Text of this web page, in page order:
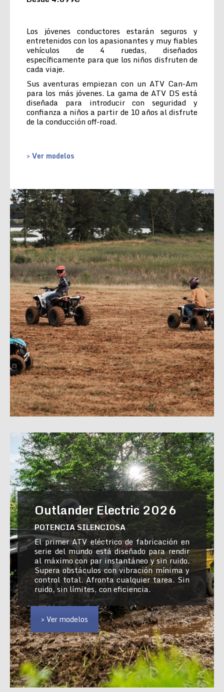
Los jóvenes conductores estarán seguros y
entretenidos con los apasionantes y muy fiables
vehículos de 4 ruedas, diseñados
específicamente para que los niños disfruten de
cada viaje.
Sus aventuras empiezan con un ATV Can-Am
para los más jóvenes. La gama de ATV DS está
diseñada para introducir con seguridad y
confianza a niños a partir de 10 años al disfrute
de la conducción off-road.
> Ver modelos
Outlander Electric 2026
POTENCIA SILENCIOSA
El primer ATV eléctrico de fabricación en
serie del mundo está diseñado para rendir
al máximo con par instantáneo y sin ruido.
Supera obstáculos con vibración mínima y
control total. Afronta cualquier tarea. Sin
ruido, sin límites, con eficiencia.
> Ver modelos